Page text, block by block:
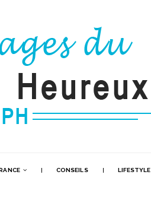
CONSEILS LIFESTYLE